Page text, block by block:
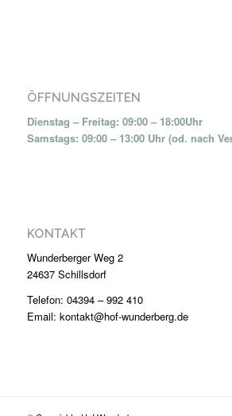
ÖFFNUNGSZEITEN
Dienstag – Freitag: 09:00 – 18:00Uhr
Samstags: 09:00 – 13:00 Uhr (od. nach
KONTAKT
Wunderberger Weg 2
24637 Schillsdorf
Telefon: 04394 – 992 410
Email: kontakt@hof-wunderberg.de